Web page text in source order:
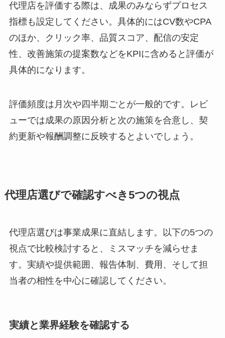
代理店を評価する際は、成果のみならずプロセス
指標も設定してください。具体的にはCV数やCPA
のほか、クリック率、品質スコア、配信の安定
性、改善施策の提案数などをKPIに含めると評価が
具体的になります。
評価頻度は月次や四半期ごとが一般的です。レビ
ューでは成果の原因分析と次の施策を合意し、契
約更新や報酬調整に反映するとよいでしょう。
代理店選びで確認すべき5つの視点
代理店選びは事業成果に直結します。以下の5つの
視点で比較検討すると、ミスマッチを減らせま
す。実績や提供範囲、報告体制、費用、そして担
当者の相性を中心に確認してください。
実績と業界経験を確認する